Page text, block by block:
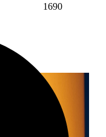
1690